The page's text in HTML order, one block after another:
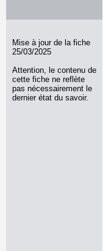
Mise à jour de la fiche
25/03/2025
Attention, le contenu de
cette fiche ne reflète
pas nécessairement le
dernier état du savoir.